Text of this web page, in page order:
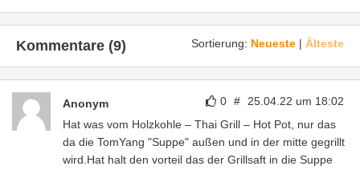
Sortierung: Neueste | Älteste
Kommentare (9)
0 # 25.04.22 um 18:02
Anonym
Hat was vom Holzkohle – Thai Grill – Hot Pot, nur das
da die TomYang "Suppe" außen und in der mitte gegrillt
wird.Hat halt den vorteil das der Grillsaft in die Suppe